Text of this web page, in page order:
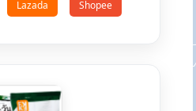
Lazada Shopee